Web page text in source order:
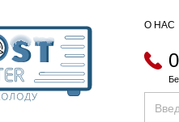
О НАС